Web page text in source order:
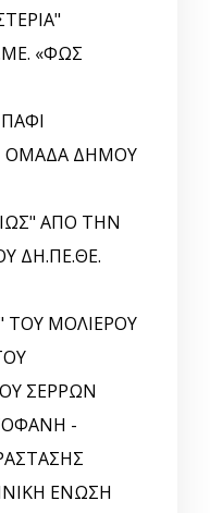
«ΦΩΣ
ΟΜΑΔΑ ΔΗΜΟΥ
ΑΠΟ ΤΗΝ
ΔΗ.ΠΕ.ΘΕ.
ΤΟΥ ΜΟΛΙΕΡΟΥ
ΣΕΡΡΩΝ
-
EΝΩΣΗ